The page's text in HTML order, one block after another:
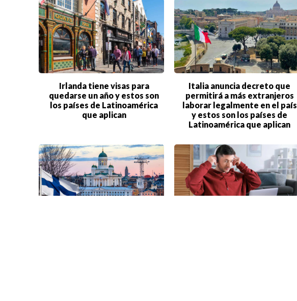
Irlanda tiene visas para
quedarse un año y estos son
los países de Latinoamérica
que aplican
Italia anuncia decreto que
permitirá a más extranjeros
laborar legalmente en el país
y estos son los países de
Latinoamérica que aplican